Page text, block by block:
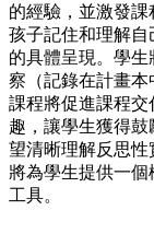
的經驗，並激發
孩子記住和理解
的具體呈現。學
察（記錄在計畫
課程將促進課程
趣，讓學生獲得
望清晰理解反思
將為學生提供一
工具。